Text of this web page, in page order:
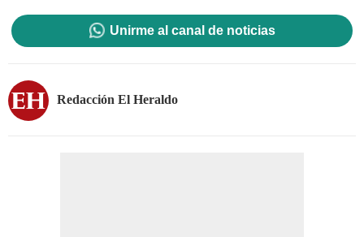
Unirme al canal de noticias
Redacción El Heraldo